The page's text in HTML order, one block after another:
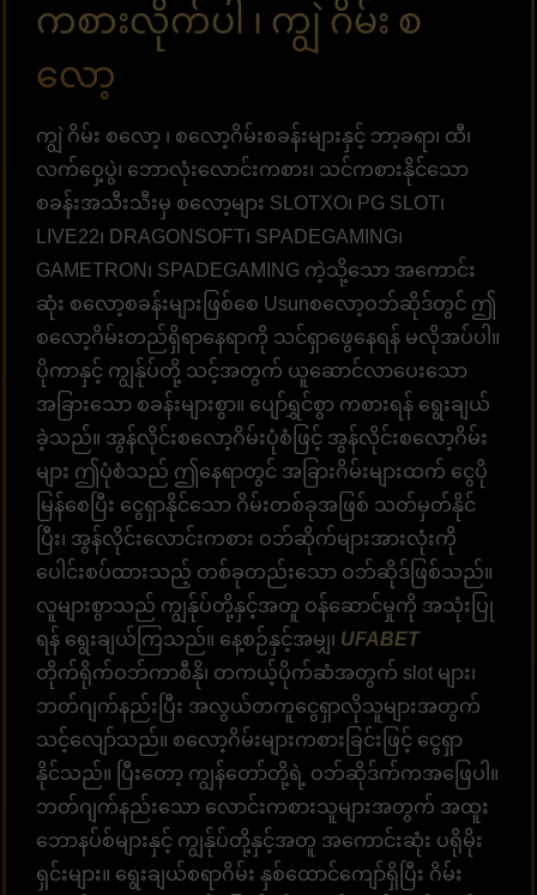
ကစားလိုက်ပါ ၊ ကျွဲ ဂိမ်း စ
လော့
ကျွဲ ဂိမ်း စလော့ ၊ စလော့ဂိမ်းစခန်းများနှင့် ဘာ့ခရာ၊ ထီ၊
လက်ဝှေ့ပွဲ၊ ဘောလုံးလောင်းကစား၊ သင်ကစားနိုင်သော
စခန်းအသီးသီးမှ စလော့များ SLOTXO၊ PG SLOT၊
LIVE22၊ DRAGONSOFT၊ SPADEGAMING၊
GAMETRON၊ SPADEGAMING ကဲ့သို့သော အကောင်း
ဆုံး စလော့စခန်းများဖြစ်စေ Usunစလော့ဝဘ်ဆိုဒ်တွင် ဤ
စလော့ဂိမ်းတည်ရှိရာနေရာကို သင်ရှာဖွေနေရန် မလိုအပ်ပါ။
ပိုကာနှင့် ကျွန်ုပ်တို့ သင့်အတွက် ယူဆောင်လာပေးသော
အခြားသော စခန်းများစွာ။ ပျော်ရွှင်စွာ ကစားရန် ရွေးချယ်
ခဲ့သည်။ အွန်လိုင်းစလော့ဂိမ်းပုံစံဖြင့် အွန်လိုင်းစလော့ဂိမ်း
များ ဤပုံစံသည် ဤနေရာတွင် အခြားဂိမ်းများထက် ငွေပို
မြန်စေပြီး ငွေရှာနိုင်သော ဂိမ်းတစ်ခုအဖြစ် သတ်မှတ်နိုင်
ပြီး၊ အွန်လိုင်းလောင်းကစား ဝဘ်ဆိုက်များအားလုံးကို
ပေါင်းစပ်ထားသည့် တစ်ခုတည်းသော ဝဘ်ဆိုဒ်ဖြစ်သည်။
လူများစွာသည် ကျွန်ုပ်တို့နှင့်အတူ ဝန်ဆောင်မှုကို အသုံးပြု
ရန် ရွေးချယ်ကြသည်။ နေ့စဉ်နှင့်အမျှ၊ UFABET
တိုက်ရိုက်ဝဘ်ကာစီနို၊ တကယ့်ပိုက်ဆံအတွက် slot များ၊
ဘတ်ဂျက်နည်းပြီး အလွယ်တကူငွေရှာလိုသူများအတွက်
သင့်လျော်သည်။ စလော့ဂိမ်းများကစားခြင်းဖြင့် ငွေရှာ
နိုင်သည်။ ပြီးတော့ ကျွန်တော်တို့ရဲ့ ဝဘ်ဆိုဒ်က်ကအဖြေပါ။
ဘတ်ဂျက်နည်းသော လောင်းကစားသူများအတွက် အထူး
ဘောနပ်စ်များနှင့် ကျွန်ုပ်တို့နှင့်အတူ အကောင်းဆုံး ပရိုမိုး
ရှင်းများ။ ရွေးချယ်စရာဂိမ်း နှစ်ထောင်ကျော်ရှိပြီး ဂိမ်း